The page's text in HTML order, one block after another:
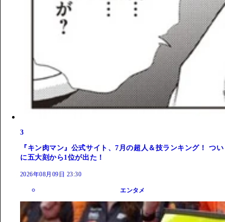
3
『キン肉マン』公式サイト、7月の超人＆技ランキング！ つい
に五大刻から1位が出た！
2026年08月09日 23:30
エンタメ